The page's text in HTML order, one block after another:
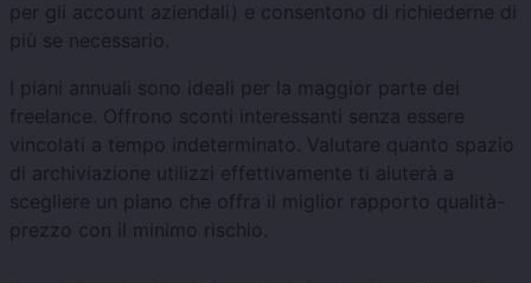
per gli account aziendali) e consentono di richiederne di
più se necessario.
I piani annuali sono ideali per la maggior parte dei
freelance. Offrono sconti interessanti senza essere
vincolati a tempo indeterminato. Valutare quanto spazio
di archiviazione utilizzi effettivamente ti aiuterà a
scegliere un piano che offra il miglior rapporto qualità-
prezzo con il minimo rischio.